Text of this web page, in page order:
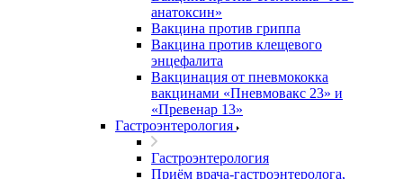
анатоксин»
Вакцина против гриппа
Вакцина против клещевого
энцефалита
Вакцинация от пневмококка
вакцинами «Пневмовакс 23» и
«Превенар 13»
Гастроэнтерология
Гастроэнтерология
Приём врача-гастроэнтеролога,